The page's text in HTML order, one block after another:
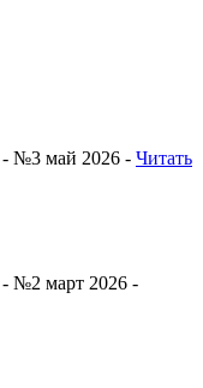
- №3 май 2026 - Читать
- №2 март 2026 -